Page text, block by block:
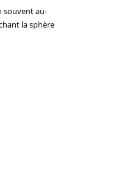
souvent au-
la sphère